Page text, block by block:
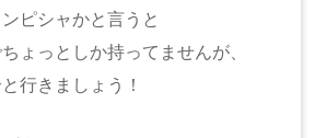
ピシャかと言うと
ょっとしか持ってませんが、
行きましょう！